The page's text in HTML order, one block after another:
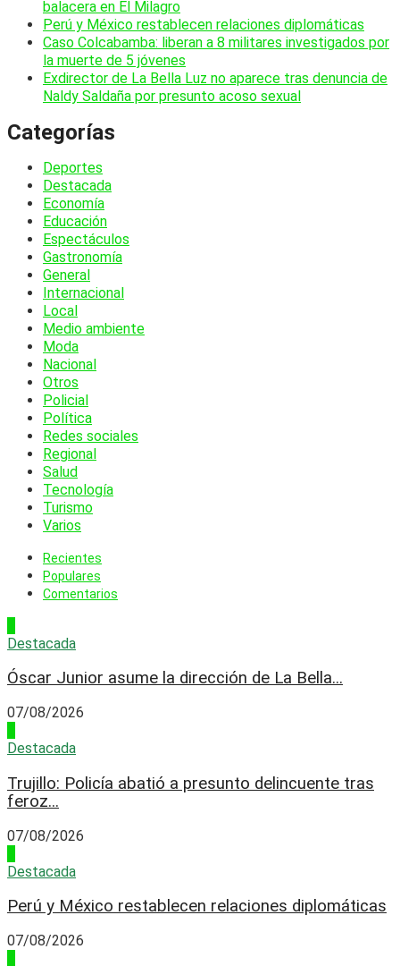
balacera en El Milagro
Perú y México restablecen relaciones diplomáticas
Caso Colcabamba: liberan a 8 militares investigados por
la muerte de 5 jóvenes
Exdirector de La Bella Luz no aparece tras denuncia de
Naldy Saldaña por presunto acoso sexual
Categorías
Deportes
Destacada
Economía
Educación
Espectáculos
Gastronomía
General
Internacional
Local
Medio ambiente
Moda
Nacional
Otros
Policial
Política
Redes sociales
Regional
Salud
Tecnología
Turismo
Varios
Recientes
Populares
Comentarios
Destacada
Óscar Junior asume la dirección de La Bella...
07/08/2026
Destacada
Trujillo: Policía abatió a presunto delincuente tras
feroz...
07/08/2026
Destacada
Perú y México restablecen relaciones diplomáticas
07/08/2026